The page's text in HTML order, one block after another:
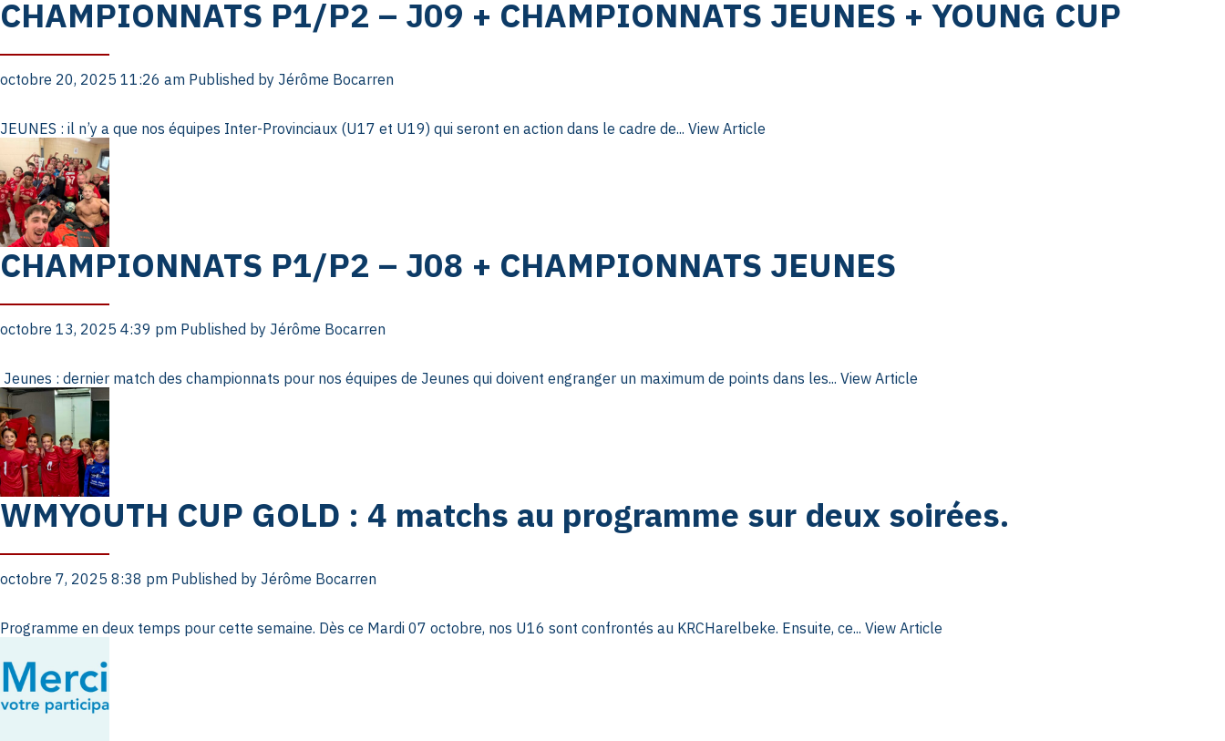
CHAMPIONNATS P1/P2 – J09 + CHAMPIONNATS JEUNES + YOUNG CUP
octobre 20, 2025 11:26 am Published by Jérôme Bocarren
JEUNES : il n’y a que nos équipes Inter-Provinciaux (U17 et U19) qui seront en action dans le cadre de... View Article
CHAMPIONNATS P1/P2 – J08 + CHAMPIONNATS JEUNES
octobre 13, 2025 4:39 pm Published by Jérôme Bocarren
Jeunes : dernier match des championnats pour nos équipes de Jeunes qui doivent engranger un maximum de points dans les... View Article
WMYOUTH CUP GOLD : 4 matchs au programme sur deux soirées.
octobre 7, 2025 8:38 pm Published by Jérôme Bocarren
Programme en deux temps pour cette semaine. Dès ce Mardi 07 octobre, nos U16 sont confrontés au KRCHarelbeke. Ensuite, ce... View Article